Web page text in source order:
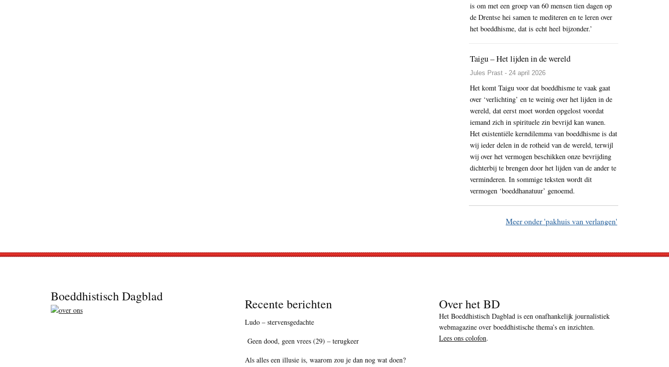
is om met een groep van 60 mensen tien dagen op
de Drentse hei samen te mediteren en te leren over
het boeddhisme, dat is echt heel bijzonder.’
Taigu – Het lijden in de wereld
Jules Prast - 24 april 2026
Het komt Taigu voor dat boeddhisme te vaak gaat
over ‘verlichting’ en te weinig over het lijden in de
wereld, dat eerst moet worden opgelost voordat
iemand zich in spirituele zin bevrijd kan wanen.
Het existentiële kerndilemma van boeddhisme is dat
wij ieder delen in de rotheid van de wereld, terwijl
wij over het vermogen beschikken onze bevrijding
dichterbij te brengen door het lijden van de ander te
verminderen. In sommige teksten wordt dit
vermogen ‘boeddhanatuur’ genoemd.
Meer onder 'pakhuis van verlangen'
Boeddhistisch Dagblad Recente berichten
Ludo – stervensgedachte
Geen dood, geen vrees (29) – terugkeer
Als alles een illusie is, waarom zou je dan nog wat doen?
Over het BD
Het Boeddhistisch Dagblad is een onafhankelijk journalistiek
webmagazine over boeddhistische thema’s en inzichten.
Lees ons colofon.